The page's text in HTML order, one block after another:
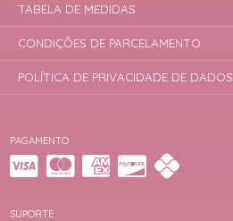
PAGAMENTO
SUPORTE
TABELA DE MEDIDAS
CONDIÇÕES DE PARCELAMENTO
POLÍTICA DE PRIVACIDADE DE DADOS